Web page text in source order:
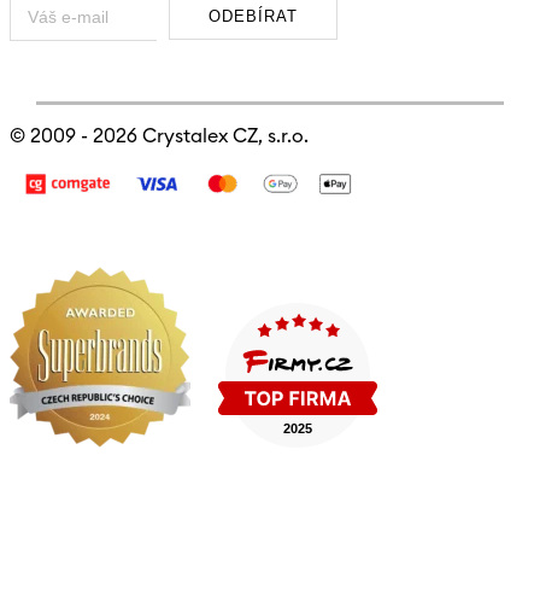
ODEBÍRAT
© 2009 - 2026 Crystalex CZ, s.r.o.